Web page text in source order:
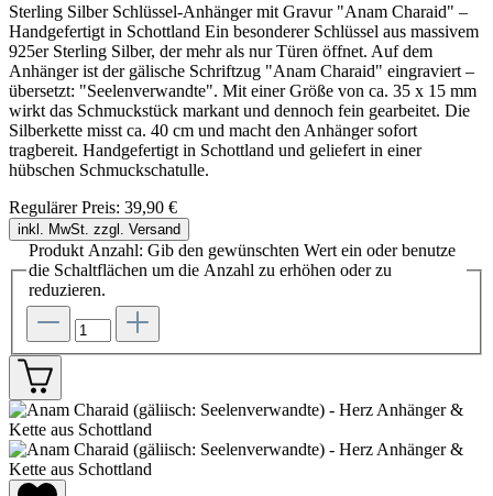
Sterling Silber Schlüssel-Anhänger mit Gravur "Anam Charaid" –
Handgefertigt in Schottland Ein besonderer Schlüssel aus massivem
925er Sterling Silber, der mehr als nur Türen öffnet. Auf dem
Anhänger ist der gälische Schriftzug "Anam Charaid" eingraviert –
übersetzt: "Seelenverwandte". Mit einer Größe von ca. 35 x 15 mm
wirkt das Schmuckstück markant und dennoch fein gearbeitet. Die
Silberkette misst ca. 40 cm und macht den Anhänger sofort
tragbereit. Handgefertigt in Schottland und geliefert in einer
hübschen Schmuckschatulle.
Regulärer Preis: 39,90 €
inkl. MwSt. zzgl. Versand
Produkt Anzahl: Gib den gewünschten Wert ein oder benutze
die Schaltflächen um die Anzahl zu erhöhen oder zu
reduzieren.